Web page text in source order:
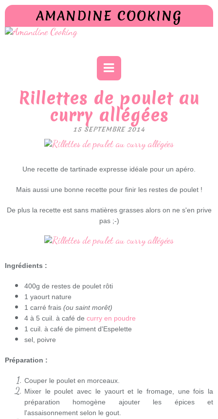
AMANDINE COOKING
Rillettes de poulet au
curry allégées
15 SEPTEMBRE 2014
Une recette de tartinade expresse idéale pour un apéro.
Mais aussi une bonne recette pour finir les restes de poulet !
De plus la recette est sans matières grasses alors on ne s'en prive
pas ;-)
Ingrédients :
400g de restes de poulet rôti
1 yaourt nature
1 carré frais (ou saint morêt)
4 à 5 cuil. à café de curry en poudre
1 cuil. à café de piment d'Espelette
sel, poivre
Préparation :
Couper le poulet en morceaux.
Mixer le poulet avec le yaourt et le fromage, une fois la
préparation homogène ajouter les épices et
l'assaisonnement selon le gout.